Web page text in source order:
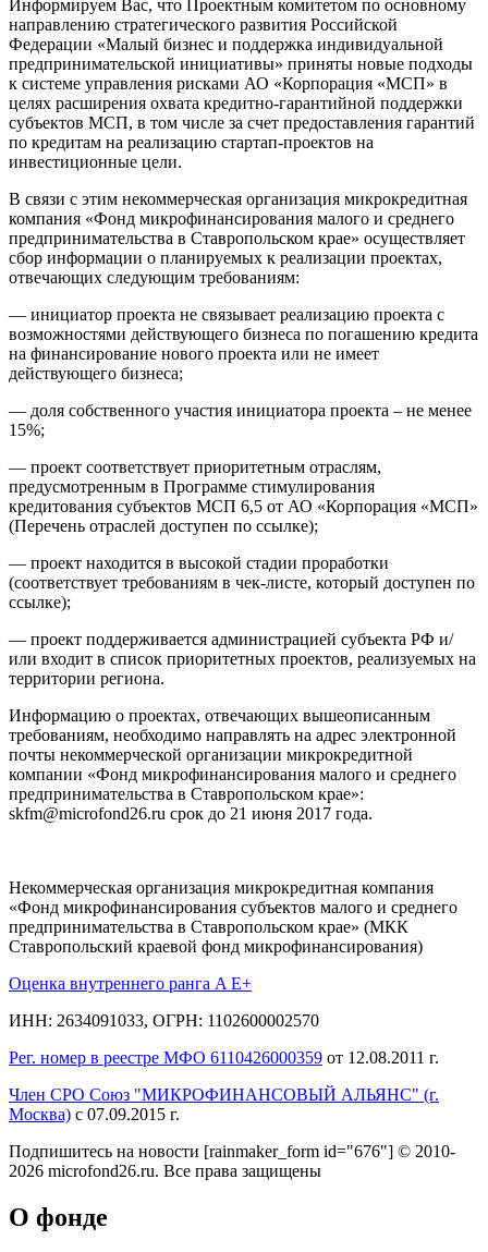
Информируем Вас, что Проектным комитетом по основному
направлению стратегического развития Российской
Федерации «Малый бизнес и поддержка индивидуальной
предпринимательской инициативы» приняты новые подходы
к системе управления рисками АО «Корпорация «МСП» в
целях расширения охвата кредитно-гарантийной поддержки
субъектов МСП, в том числе за счет предоставления гарантий
по кредитам на реализацию стартап-проектов на
инвестиционные цели.
В связи с этим некоммерческая организация микрокредитная
компания «Фонд микрофинансирования малого и среднего
предпринимательства в Ставропольском крае» осуществляет
сбор информации о планируемых к реализации проектах,
отвечающих следующим требованиям:
— инициатор проекта не связывает реализацию проекта с
возможностями действующего бизнеса по погашению кредита
на финансирование нового проекта или не имеет
действующего бизнеса;
— доля собственного участия инициатора проекта – не менее
15%;
— проект соответствует приоритетным отраслям,
предусмотренным в Программе стимулирования
кредитования субъектов МСП 6,5 от АО «Корпорация «МСП»
(Перечень отраслей доступен по ссылке);
— проект находится в высокой стадии проработки
(соответствует требованиям в чек-листе, который доступен по
ссылке);
— проект поддерживается администрацией субъекта РФ и/
или входит в список приоритетных проектов, реализуемых на
территории региона.
Информацию о проектах, отвечающих вышеописанным
требованиям, необходимо направлять на адрес электронной
почты некоммерческой организации микрокредитной
компании «Фонд микрофинансирования малого и среднего
предпринимательства в Ставропольском крае»:
skfm@microfond26.ru срок до 21 июня 2017 года.
Некоммерческая организация микрокредитная компания
«Фонд микрофинансирования субъектов малого и среднего
предпринимательства в Ставропольском крае» (МКК
Ставропольский краевой фонд микрофинансирования)
Оценка внутреннего ранга A E+
ИНН: 2634091033, ОГРН: 1102600002570
Рег. номер в реестре МФО 6110426000359 от 12.08.2011 г.
Член СРО Союз "МИКРОФИНАНСОВЫЙ АЛЬЯНС" (г.
Москва) с 07.09.2015 г.
Подпишитесь на новости [rainmaker_form id="676"] © 2010-
2026 microfond26.ru. Все права защищены
О фонде